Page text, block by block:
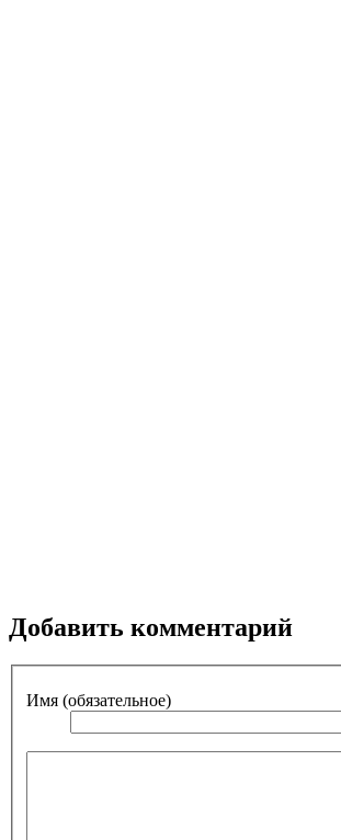
Добавить комментарий
Имя (обязательное)